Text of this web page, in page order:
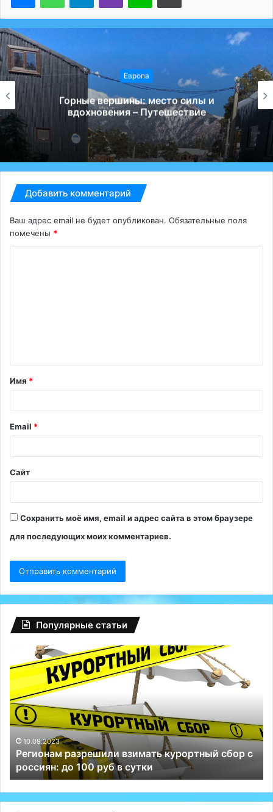
Европа
Горные вершины: место силы и
вдохновения – Путешествие
Добавить комментарий
Ваш адрес email не будет опубликован. Обязательные поля
помечены *
т
а
й
*
Имя *
Email *
Сайт
Сохранить моё имя, email и адрес сайта в этом браузере
для последующих моих комментариев.
Популярные статьи
Регионам
разрешили
взимать
курортный
сбор
россиян:
до
100
руб
в
сутки
10.09.2023
Регионам разрешили взимать курортный сбор с
россиян: до 100 руб в сутки
и